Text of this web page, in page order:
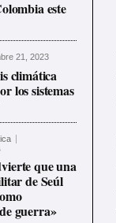
este
21, 2023
climática
los sistemas
que una
de Seúl
guerra»